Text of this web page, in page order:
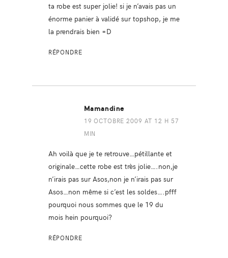
ta robe est super jolie! si je n’avais pas un
énorme panier à validé sur topshop, je me
la prendrais bien =D
RÉPONDRE
Mamandine
19 OCTOBRE 2009 AT 12 H 57
MIN
Ah voilà que je te retrouve…pétillante et
originale…cette robe est très jolie….non,je
n’irais pas sur Asos,non je n’irais pas sur
Asos…non même si c’est les soldes….pfff
pourquoi nous sommes que le 19 du
mois hein pourquoi?
RÉPONDRE